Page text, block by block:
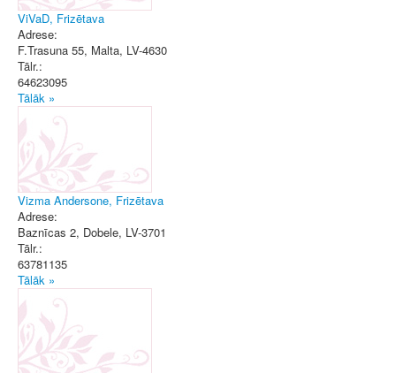
ViVaD, Frizētava
Adrese:
F.Trasuna 55, Malta, LV-4630
Tālr.:
64623095
Tālāk »
Vizma Andersone, Frizētava
Adrese:
Baznīcas 2, Dobele, LV-3701
Tālr.:
63781135
Tālāk »